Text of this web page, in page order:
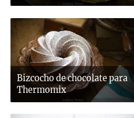
Bizcocho de chocolate para
Thermomix